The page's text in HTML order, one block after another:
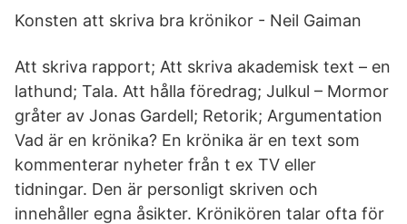
Konsten att skriva bra krönikor - Neil Gaiman
Att skriva rapport; Att skriva akademisk text – en
lathund; Tala. Att hålla föredrag; Julkul – Mormor
gråter av Jonas Gardell; Retorik; Argumentation
Vad är en krönika? En krönika är en text som
kommenterar nyheter från t ex TV eller
tidningar. Den är personligt skriven och
innehåller egna åsikter. Krönikören talar ofta för